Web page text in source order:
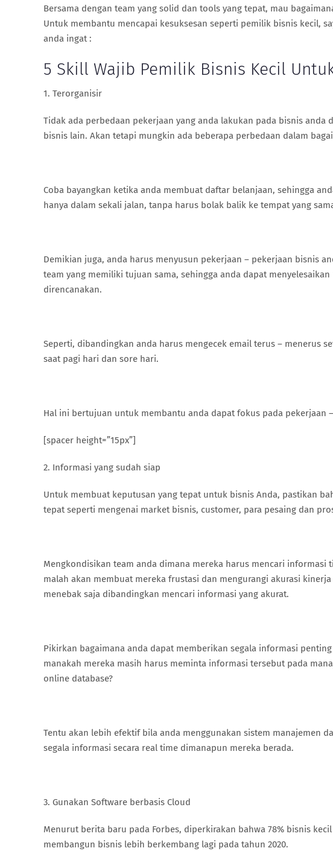
Bersama dengan team yang solid dan tools yang tepat, mau
Untuk membantu mencapai kesuksesan seperti pemilik bisnis kecil,
anda ingat :
5 Skill Wajib Pemilik Bisnis Kecil
1. Terorganisir
Tidak ada perbedaan pekerjaan yang anda lakukan pada bisnis
bisnis lain. Akan tetapi mungkin ada beberapa perbedaan dalam
Coba bayangkan ketika anda membuat daftar belanjaan, sehingga
hanya dalam sekali jalan, tanpa harus bolak balik ke tempat yang
Demikian juga, anda harus menyusun pekerjaan – pekerjaan bisnis
team yang memiliki tujuan sama, sehingga anda dapat
direncanakan.
Seperti, dibandingkan anda harus mengecek email terus – menerus
saat pagi hari dan sore hari.
Hal ini bertujuan untuk membantu anda dapat fokus pada pekerjaan
[spacer height=”15px”]
2. Informasi yang sudah siap
Untuk membuat keputusan yang tepat untuk bisnis Anda, pastikan
tepat seperti mengenai market bisnis, customer, para pesaing dan
Mengkondisikan team anda dimana mereka harus mencari
malah akan membuat mereka frustasi dan mengurangi akurasi
menebak saja dibandingkan mencari informasi yang akurat.
Pikirkan bagaimana anda dapat memberikan segala informasi
manakah mereka masih harus meminta informasi tersebut pada
online database?
Tentu akan lebih efektif bila anda menggunakan sistem manajemen
segala informasi secara real time dimanapun mereka berada.
3. Gunakan Software berbasis Cloud
Menurut berita baru pada Forbes, diperkirakan bahwa 78% bisnis
membangun bisnis lebih berkembang lagi pada tahun 2020.